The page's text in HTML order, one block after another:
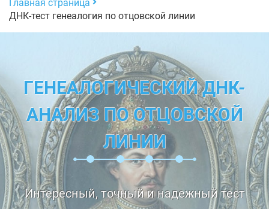
Главная страница
ДНК-тест генеалогия по отцовской линии
ГЕНЕАЛОГИЧЕСКИЙ ДНК-
АНАЛИЗ ПО ОТЦОВСКОЙ
ЛИНИИ
Интересный, точный и надежный тест